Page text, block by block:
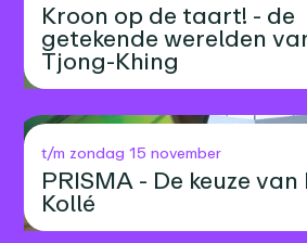
Kroon op de taart! - de
getekende werelden
Tjong-Khing
t/m zondag 15 november
PRISMA - De keuze van
Kollé